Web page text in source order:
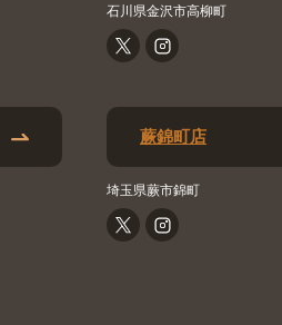
石川県金沢市高柳町
蕨錦町店
埼玉県蕨市錦町